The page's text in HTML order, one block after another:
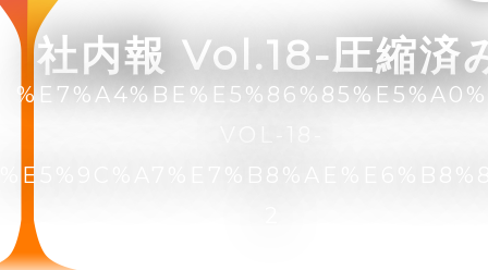
社内報 Vol.18-圧縮済